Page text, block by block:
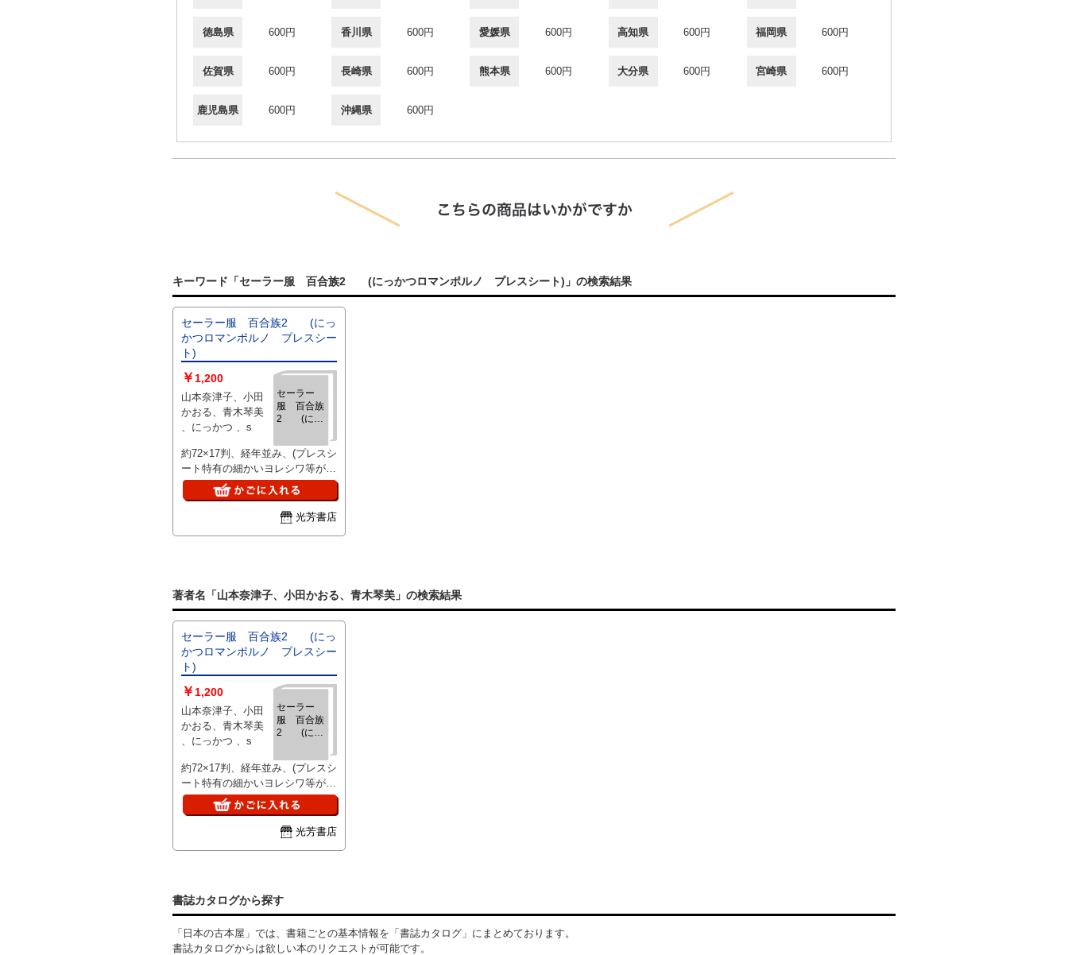
徳島県 600円 香川県 600円 愛媛県 600円 高知県 600円 福岡県 600円
佐賀県 600円 長崎県 600円 熊本県 600円 大分県 600円 宮崎県 600円
鹿児島県 600円 沖縄県 600円
キーワード「セーラー服 百合族2 (にっかつロマンポルノ プレスシート)」の検索結果
セーラー服 百合族2 (にっ
かつロマンポルノ プレスシー
ト)
セーラー
服 百合族
2 (にっ
ポルノ プ
レスシー
ト)
￥ 1,200
山本奈津子、小田
かおる、青木琴美
、にっかつ 、s
約72×17判、経年並み、(プレスシ
ート特有の細かいヨレシワ等があ
る場合有)、、ご注文後、ピン止
め折れ染み等目立つ難がある場合
はご連絡いたします。
光芳書店
著者名「山本奈津子、小田かおる、青木琴美」の検索結果
セーラー服 百合族2 (にっ
かつロマンポルノ プレスシー
ト)
セーラー
服 百合族
2 (にっ
ポルノ プ
レスシー
ト)
￥ 1,200
山本奈津子、小田
かおる、青木琴美
、にっかつ 、s
約72×17判、経年並み、(プレスシ
ート特有の細かいヨレシワ等があ
る場合有)、、ご注文後、ピン止
め折れ染み等目立つ難がある場合
はご連絡いたします。
光芳書店
書誌カタログから探す
「日本の古本屋」では、書籍ごとの基本情報を「書誌カタログ」にまとめております。
書誌カタログからは欲しい本のリクエストが可能です。